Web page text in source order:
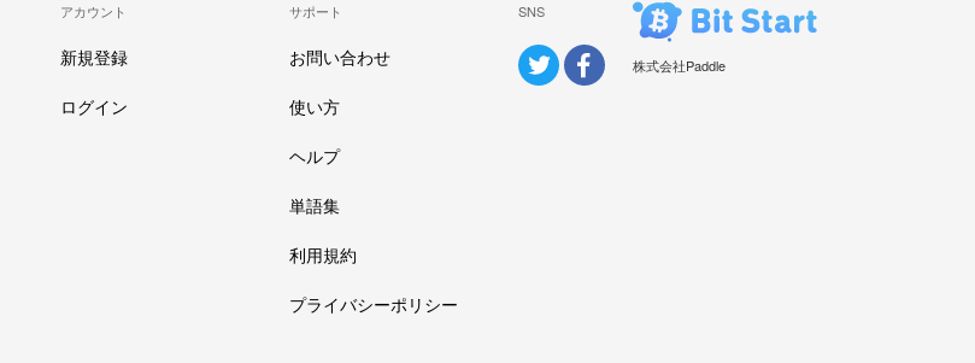
アカウント
新規登録
ログイン
サポート
お問い合わせ
使い方
ヘルプ
単語集
利用規約
プライバシーポリシー
SNS
株式会社Paddle